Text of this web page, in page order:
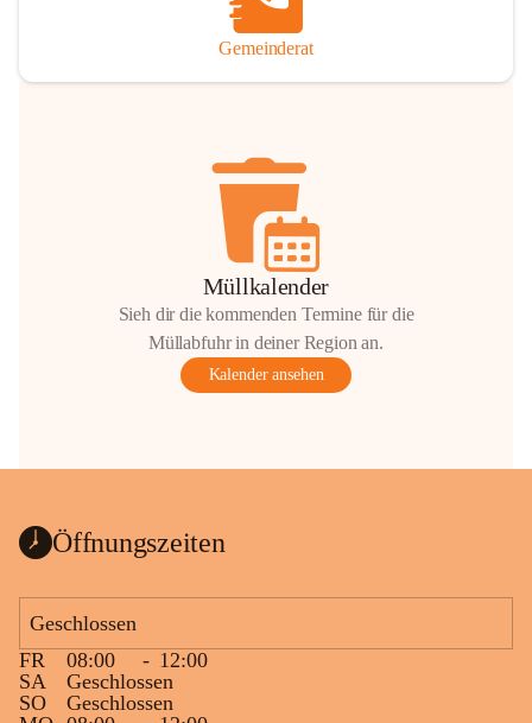
Gemeinderat
Müllkalender
Sieh dir die kommenden Termine für die
Müllabfuhr in deiner Region an.
Kalender ansehen
Öffnungszeiten
Geschlossen
FR
08:00 - 12:00
SA
Geschlossen
SO
Geschlossen